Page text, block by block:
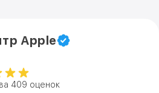
Apple
409 оценок